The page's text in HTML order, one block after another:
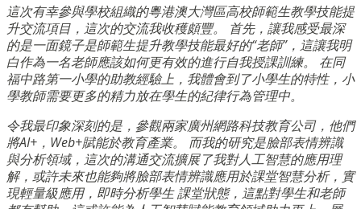
這次有幸參與學校組織的粵港澳大灣區高校師範生教學技能提
升交流項目，這次的交流我收穫頗豐。 首先，讓我感受最深
的是一面鏡子是師範生提升教學技能最好的“老師”，這讓我明
白作為一名老師應該如何更有效的進行自我授課訓練。 在同
福中路第一小學的助教經驗上，我體會到了小學生的特性，小
學教師需要更多的精力放在學生的紀律行為管理中。
令我最印象深刻的是，參觀兩家廣州網路科技教育公司，他們
將AI+，Web+賦能於教育產業。 而我的研究是臉部表情辨識
與分析領域，這次的溝通交流擴展了我對人工智慧的應用理
解，或許未來也能夠將臉部表情辨識應用於課堂智慧分析，實
現輕量級應用，即時分析學生 課堂狀態，這點對學生和老師